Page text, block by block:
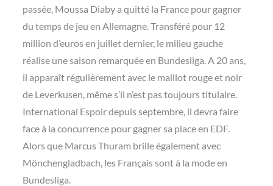
passée, Moussa Diaby a quitté la France pour gagner
du temps de jeu en Allemagne. Transféré pour 12
million d’euros en juillet dernier, le milieu gauche
réalise une saison remarquée en Bundesliga. A 20 ans,
il apparaît régulièrement avec le maillot rouge et noir
de Leverkusen, même s’il n’est pas toujours titulaire.
International Espoir depuis septembre, il devra faire
face à la concurrence pour gagner sa place en EDF.
Alors que Marcus Thuram brille également avec
Mönchengladbach, les Français sont à la mode en
Bundesliga.